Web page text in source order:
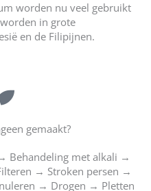
worden nu veel gebruikt
in grote
en de Filipijnen.
gemaakt?
Behandeling met alkali →
→ Stroken persen →
→ Drogen → Pletten